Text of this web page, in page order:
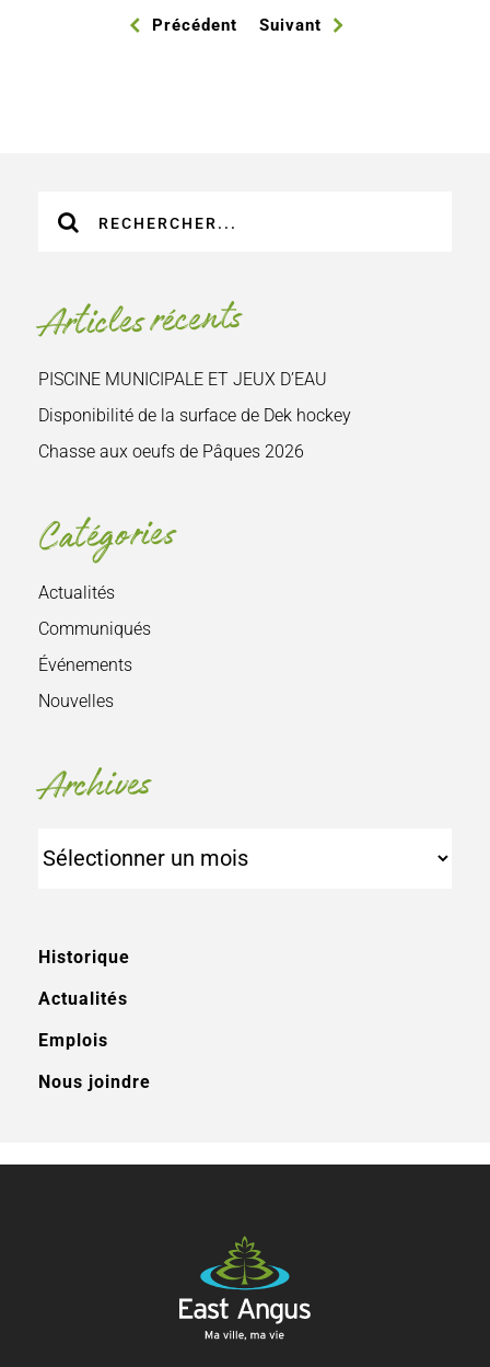
Précédent Suivant
sur
Articles récents
PISCINE MUNICIPALE ET JEUX D’EAU
Disponibilité de la surface de Dek hockey
Chasse aux oeufs de Pâques 2026
Catégories
Actualités
Communiqués
Événements
Nouvelles
Archives
Historique
Actualités
Emplois
Nous joindre